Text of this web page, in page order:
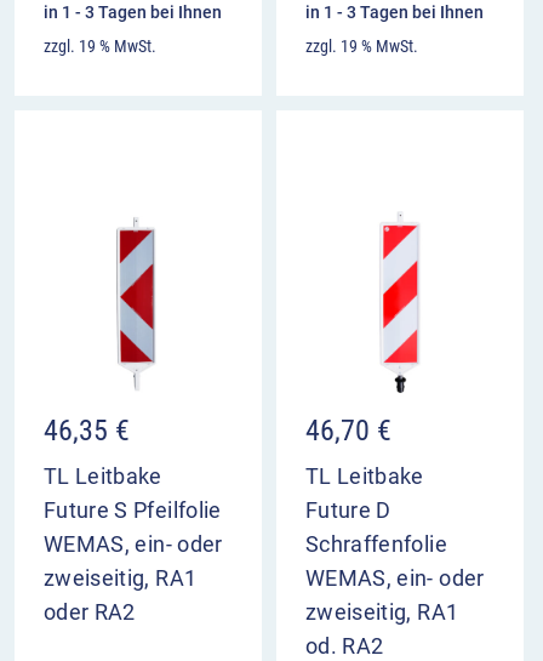
in 1 - 3 Tagen bei Ihnen
zzgl. 19 % MwSt.
in 1 - 3 Tagen bei Ihnen
zzgl. 19 % MwSt.
46,35 €
TL Leitbake
Future S Pfeilfolie
WEMAS, ein- oder
zweiseitig, RA1
oder RA2
46,70 €
TL Leitbake
Future D
Schraffenfolie
WEMAS, ein- oder
zweiseitig, RA1
od. RA2